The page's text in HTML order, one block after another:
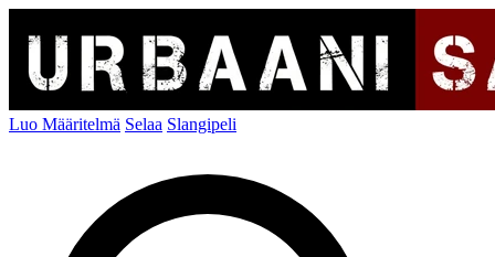
Luo Määritelmä Selaa Slangipeli